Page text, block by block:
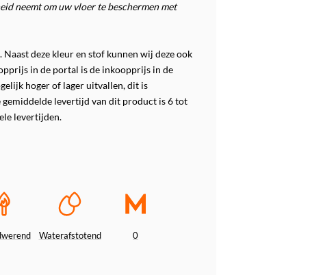
neemt om uw vloer te beschermen met
deze kleur en stof kunnen wij deze ook
in de portal is de inkoopprijs in de
hoger of lager uitvallen, dit is
gemiddelde levertijd van dit product is 6 tot
levertijden.
Waterafstotend 0